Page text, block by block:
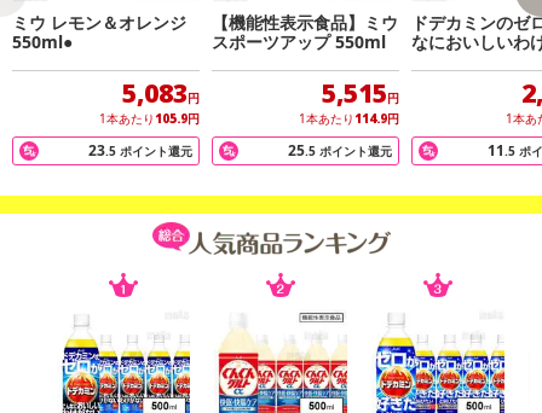
注意事項
【キャンセルについて】
※お申込み後のキャンセルはお受けできません。
記載されている内容を必ずご確認いただき、お届けする商品セット
にご納得いただきましたうえでお申し込みください。
※パッケージ変更や商品リニューアル(成分など含む)等により、参考
の掲載画像や画像内のバーコードなど、お届け商品と多少異なる場
合がございます。
また、[新たな加工食品の原料原産地表示制度]の経過措置期間の終
ミウ レモン＆オレンジ
550ml●
5,083円
1本あたり 105.9円
23.5 ポイント還元
【機能性表示食品】ミウ
スポーツアップ 550ml
5,515円
1本あたり 114.9円
25.5 ポイント還元
ドデカミンのゼ
なにおいしいわ
1本あ
11.5 ポ